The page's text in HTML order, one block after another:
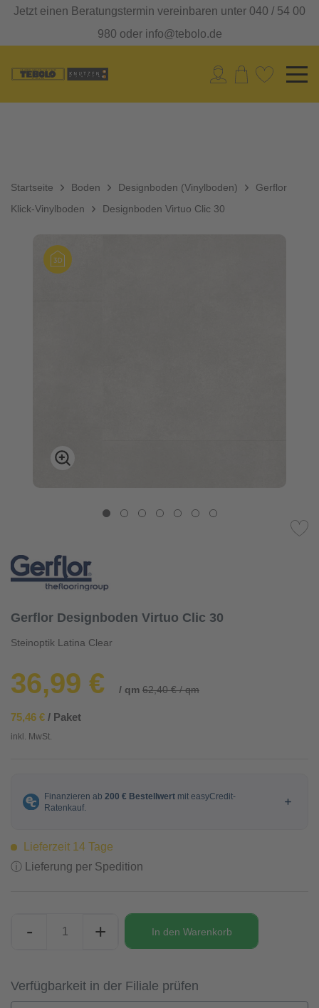
Jetzt einen Beratungstermin vereinbaren unter 040 / 54 00
980 oder info@tebolo.de
Startseite Boden
Designboden (Vinylboden)
Klick-Vinylboden
Gerflor
Designboden Virtuo Clic 30
Gerflor Designboden Virtuo Clic 30
Steinoptik Latina Clear
36,99 € / qm 62,40 € / qm
75,46 € / Paket
inkl. MwSt.
Lieferzeit 14 Tage
ⓘ Lieferung per Spedition
- + In den Warenkorb
Verfügbarkeit in der Filiale prüfen